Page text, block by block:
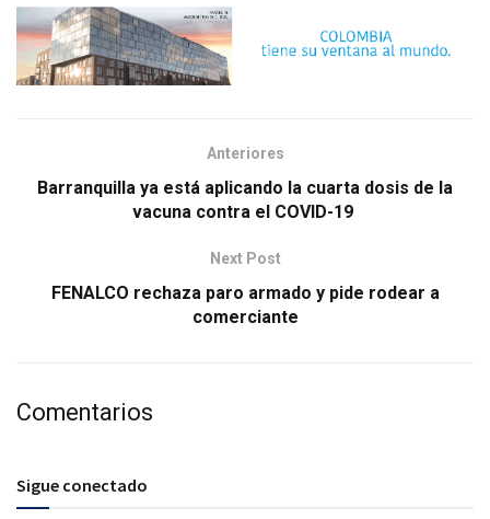
Anteriores
Barranquilla ya está aplicando la cuarta dosis de la
vacuna contra el COVID-19
Next Post
FENALCO rechaza paro armado y pide rodear a
comerciante
Comentarios
Sigue conectado